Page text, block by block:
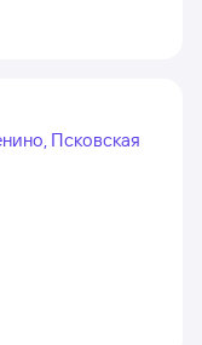
Псковская